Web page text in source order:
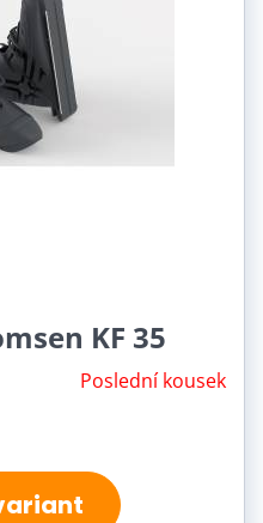
KF 35
Poslední kousek